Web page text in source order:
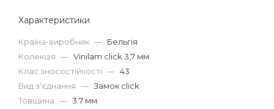
Характеристики
Країна-виробник — Бельгія
Колекція — Vinilam click 3,7 мм
Клас зносостійкості — 43
Вид з'єднання — Замок click
Товщина — 3.7 мм